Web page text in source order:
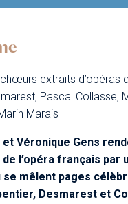
extraits d’opéras
Pascal Collasse,
Marais
Véronique Gens
l’opéra français par
se mêlent pages
Desmarest et